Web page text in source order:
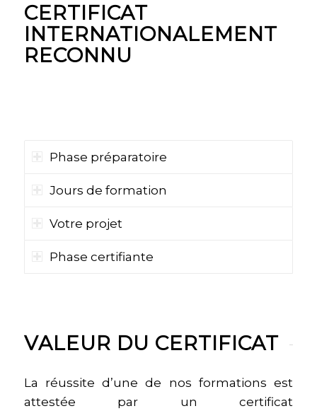
CERTIFICAT
INTERNATIONALEMENT
RECONNU
Phase préparatoire
Jours de formation
Votre projet
Phase certifiante
VALEUR DU CERTIFICAT
La réussite d’une de nos formations est
attestée par un certificat